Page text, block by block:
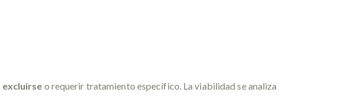
excluirse o requerir tratamiento específico. La viabilidad se analiza